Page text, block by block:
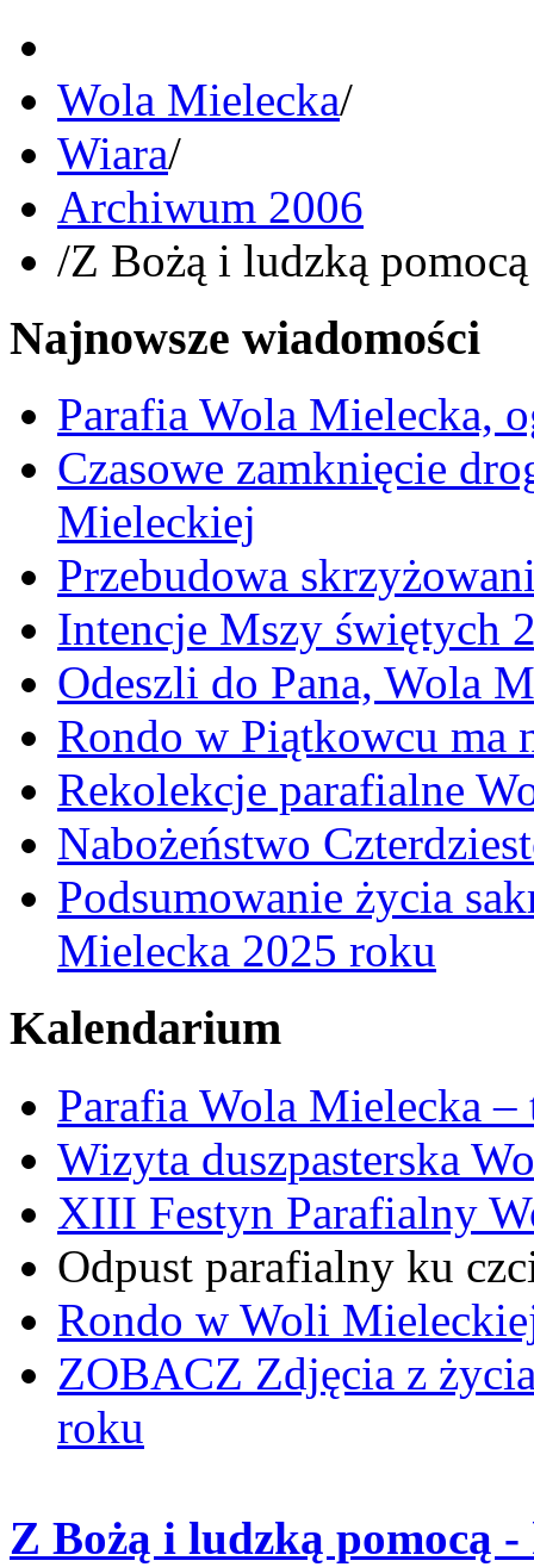
Wola Mielecka/
Wiara/
Archiwum 2006
/Z Bożą i ludzką
Najnowsze wiadomości
Parafia Wola Mielecka,
Czasowe zamknięcie
Mieleckiej
Przebudowa
Intencje Mszy świętych
Odeszli do Pana, Wola
Rondo w Piątkowcu ma
Rekolekcje parafialne
Nabożeństwo
Podsumowanie życia
Mielecka 2025 roku
Kalendarium
Parafia Wola Mielecka
Wizyta duszpasterska
XIII Festyn Parafialny
Odpust parafialny ku
Rondo w Woli
ZOBACZ Zdjęcia z
roku
Z Bożą i ludzką pomocą